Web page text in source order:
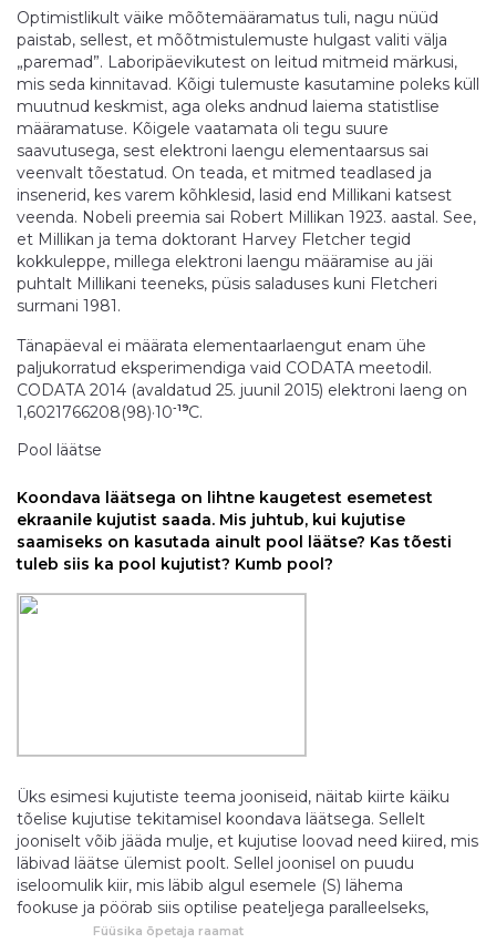
Füüsika õpetaja raamat
Optimistlikult väike mõõtemääramatus tuli, nagu nüüd
paistab, sellest, et mõõtmistulemuste hulgast valiti välja
„paremad”. Laboripäevikutest on leitud mitmeid märkusi,
mis seda kinnitavad. Kõigi tulemuste kasutamine poleks küll
muutnud keskmist, aga oleks andnud laiema statistlise
määramatuse. Kõigele vaatamata oli tegu suure
saavutusega, sest elektroni laengu elementaarsus sai
veenvalt tõestatud. On teada, et mitmed teadlased ja
insenerid, kes varem kõhklesid, lasid end Millikani katsest
veenda. Nobeli preemia sai Robert Millikan 1923. aastal. See,
et Millikan ja tema doktorant Harvey Fletcher tegid
kokkuleppe, millega elektroni laengu määramise au jäi
puhtalt Millikani teeneks, püsis saladuses kuni Fletcheri
surmani 1981.
Tänapäeval ei määrata elementaarlaengut enam ühe
paljukorratud eksperimendiga vaid CODATA meetodil.
CODATA 2014 (avaldatud 25. juunil 2015) elektroni laeng on
1,6021766208(98)·10-19C.
Pool läätse
Koondava läätsega on lihtne kaugetest esemetest
ekraanile kujutist saada. Mis juhtub, kui kujutise
saamiseks on kasutada ainult pool läätse? Kas tõesti
tuleb siis ka pool kujutist? Kumb pool?
Üks esimesi kujutiste teema jooniseid, näitab kiirte käiku
tõelise kujutise tekitamisel koondava läätsega. Sellelt
jooniselt võib jääda mulje, et kujutise loovad need kiired, mis
läbivad läätse ülemist poolt. Sellel joonisel on puudu
iseloomulik kiir, mis läbib algul esemele (S) lähema
fookuse ja pöörab siis optilise peateljega paralleelseks,
jõudes samasse punkti (S') kuhu ülemised kiired. Tegelikult